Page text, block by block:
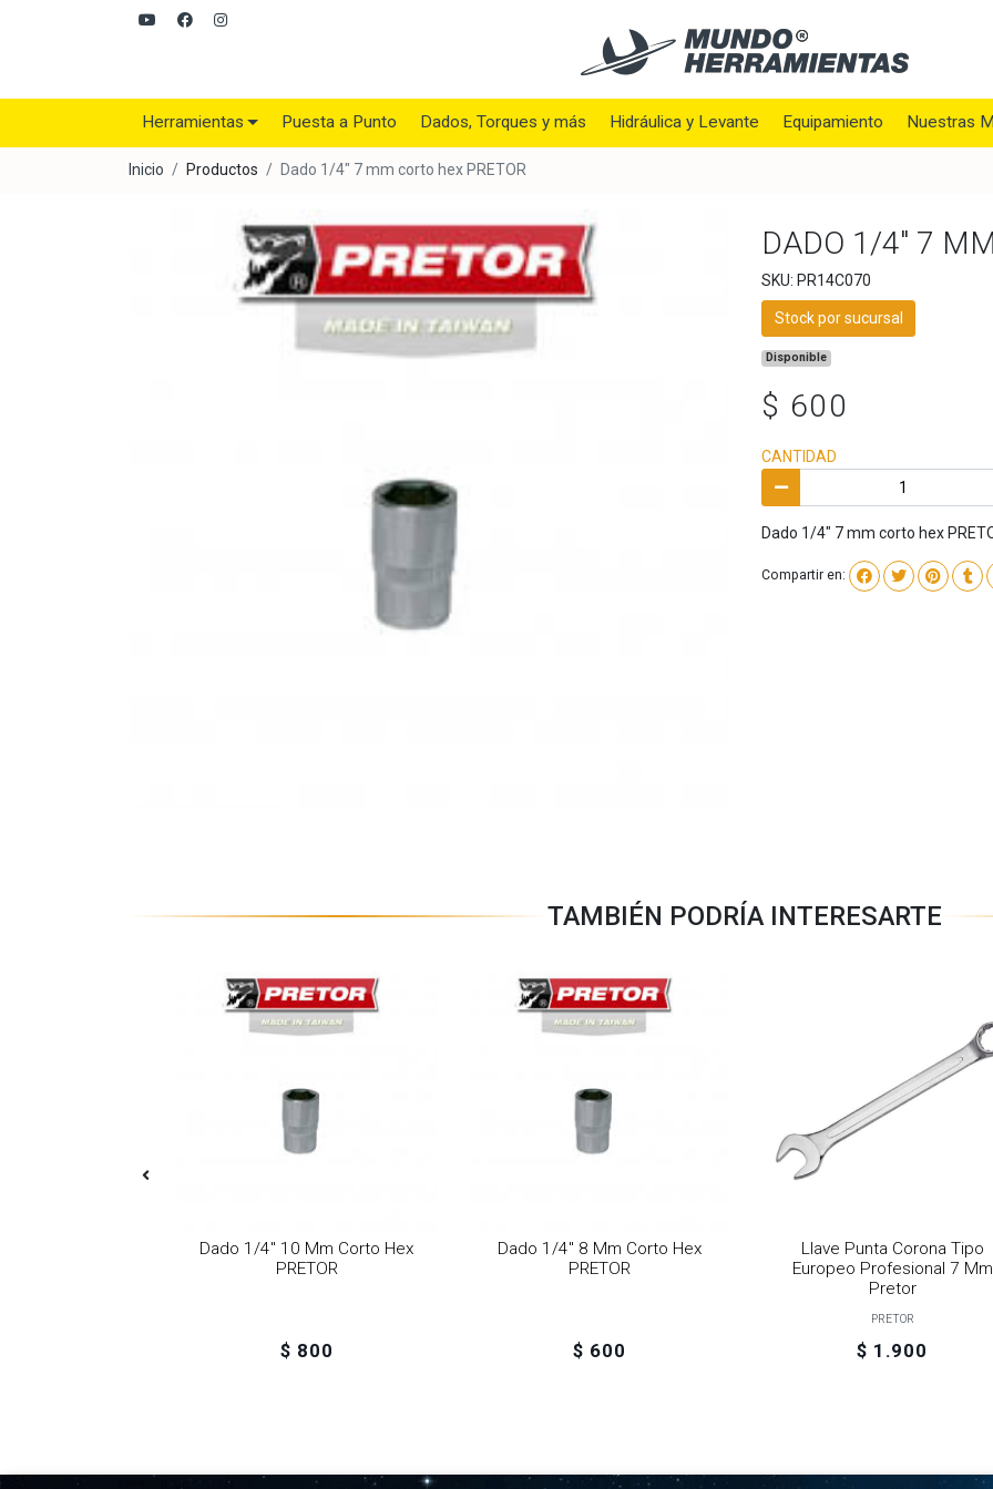
Herramientas Puesta a Punto Dados, Torques y más Hidráulica y Levante Equipamiento Nuestras
Inicio Productos Dado 1/4" 7 mm corto hex PRETOR
DADO 1/4" 7
SKU: PR14C070
Stock por sucursal
Disponible
$ 600
CANTIDAD
Dado 1/4" 7 mm corto hex
Compartir en:
TAMBIÉN PODRÍA INTERESARTE
Dado 1/4" 10 Mm Corto Hex
PRETOR
$ 800
Dado 1/4" 8 Mm Corto Hex
PRETOR
$ 600
Llave Punta Corona Tipo
Europeo Profesional 7 Mm
Pretor
PRETOR
$ 1.900